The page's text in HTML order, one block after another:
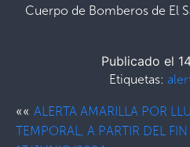
Cuerpo de Bomberos de El
Publicado el
Etiquetas:
«« ALERTA AMARILLA POR
TEMPORAL, A PARTIR DEL